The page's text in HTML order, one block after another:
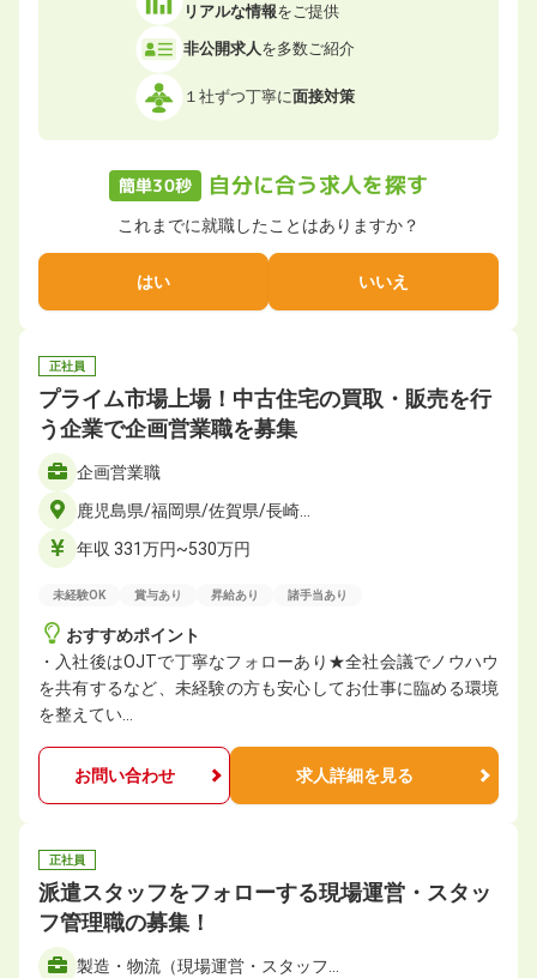
リアルな情報をご提供
非公開求人を多数ご紹介
１社ずつ丁寧に面接対策
簡単30秒 自分に合う求人を探す
これまでに就職したことはありますか？
はい いいえ
正社員
プライム市場上場！中古住宅の買取・販売を行
う企業で企画営業職を募集
企画営業職
鹿児島県/福岡県/佐賀県/長崎…
年収 331万円~530万円
未経験OK 賞与あり 昇給あり 諸手当あり
おすすめポイント
・入社後はOJTで丁寧なフォローあり★全社会議でノウハウ
を共有するなど、未経験の方も安心してお仕事に臨める環境
を整えてい…
お問い合わせ 求人詳細を見る
正社員
派遣スタッフをフォローする現場運営・スタッ
フ管理職の募集！
製造・物流（現場運営・スタッフ…